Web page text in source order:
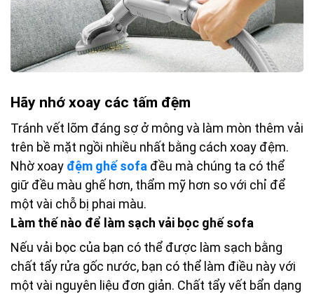
Hãy nhớ xoay các tấm đệm
Tránh vết lõm đáng sợ ở mông và làm mòn thêm vải
trên bề mặt ngồi nhiều nhất bằng cách xoay đệm.
Nhờ xoay đệm ghế sofa đều mà chúng ta có thể
giữ đều màu ghế hơn, thẩm mỹ hơn so với chỉ để
một vài chỗ bị phai màu.
Làm thế nào để làm sạch vải bọc ghế sofa
Nếu vải bọc của bạn có thể được làm sạch bằng
chất tẩy rửa gốc nước, bạn có thể làm điều này với
một vài nguyên liệu đơn giản. Chất tẩy vết bẩn dạng